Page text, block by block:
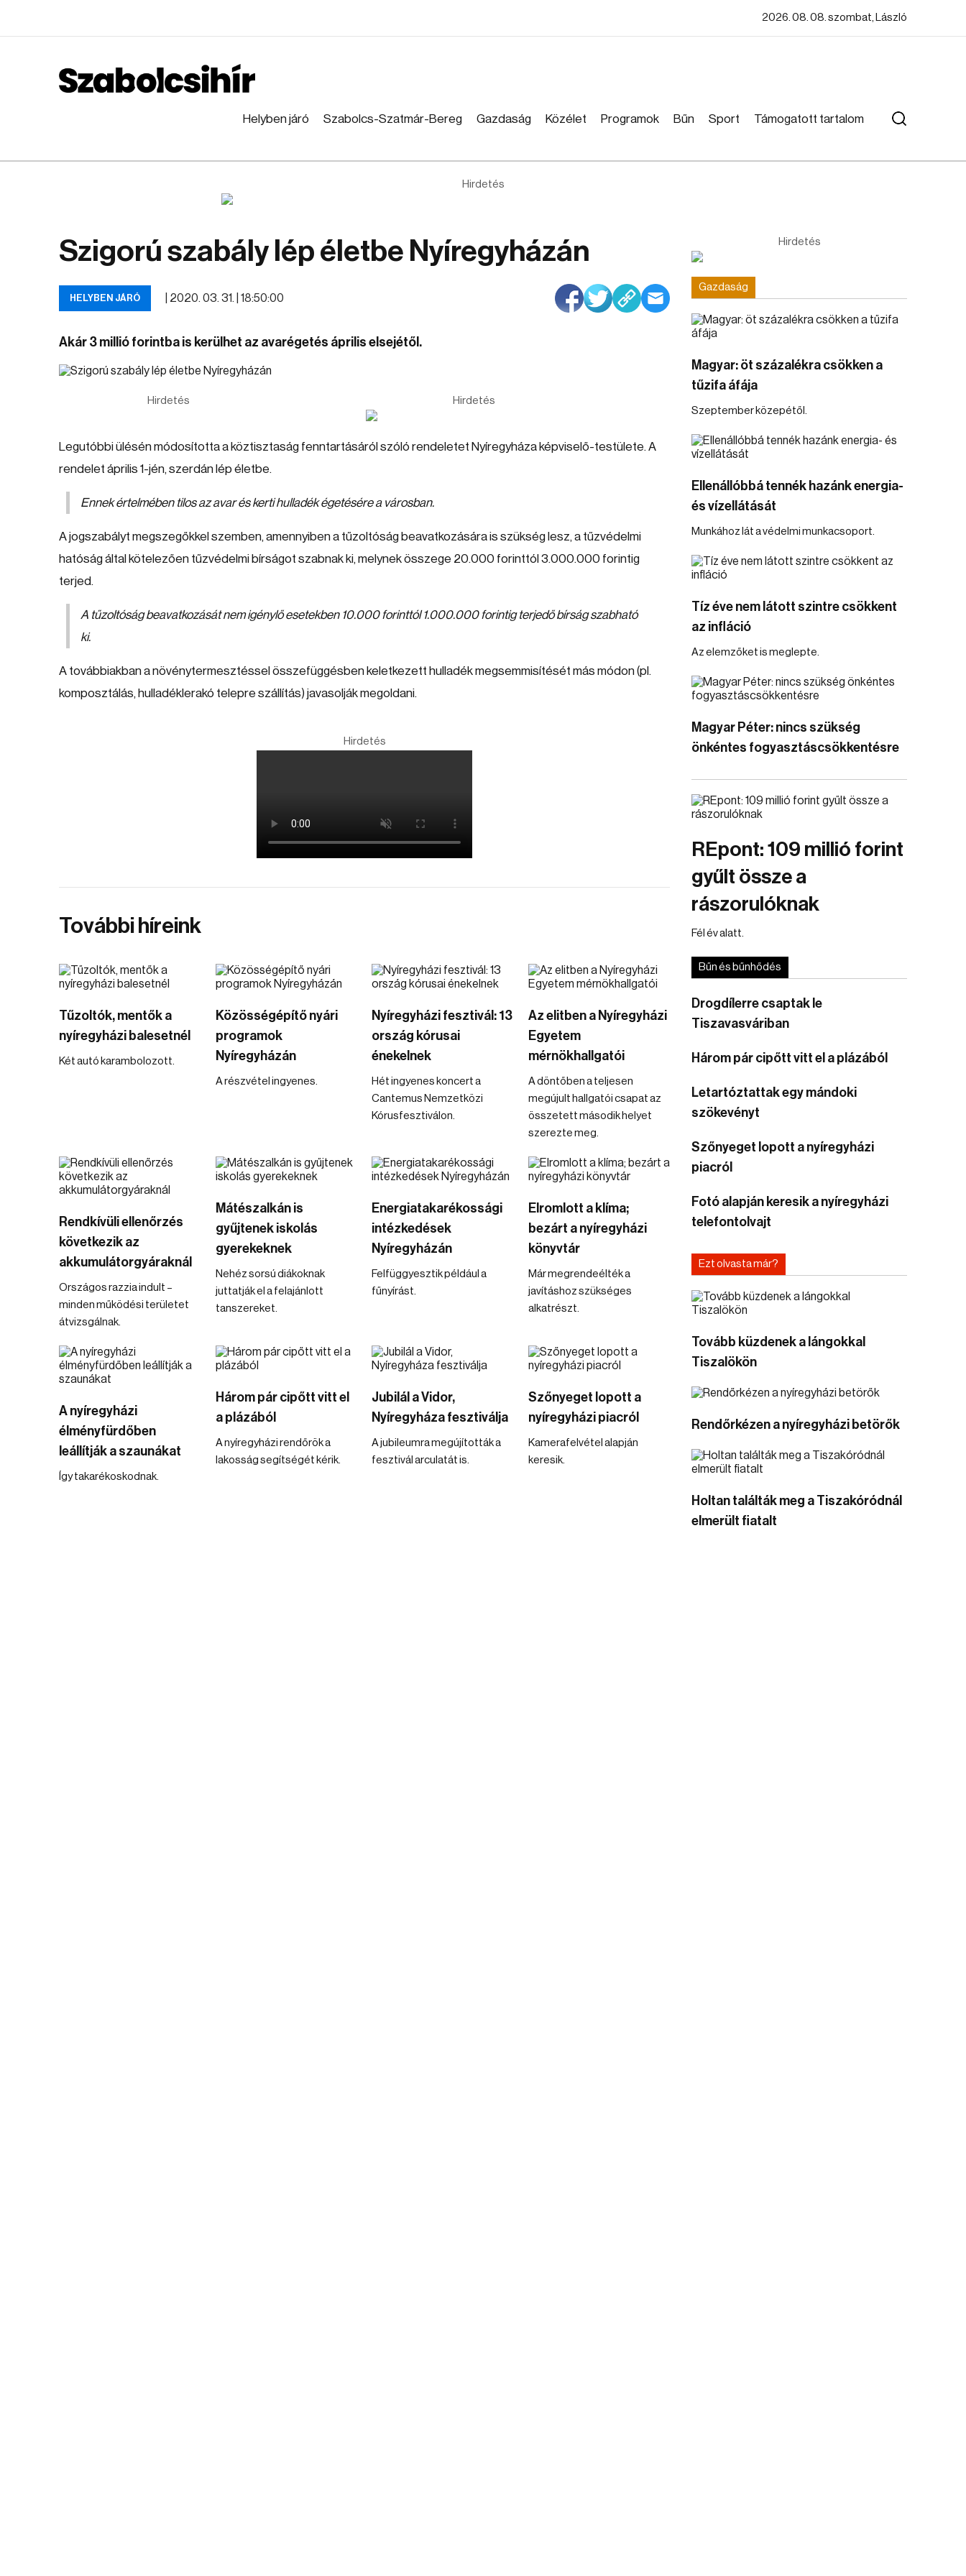
2026. 08. 08. szombat, László
Helyben járó Szabolcs-Szatmár-Bereg Gazdaság Közélet Programok Bűn Sport Támogatott tartalom
Hirdetés
Szigorú szabály lép életbe Nyíregyházán
HELYBEN JÁRÓ 2020. 03. 31. | 18:50:00
Akár 3 millió forintba is kerülhet az avarégetés április elsejétől.
Hirdetés Hirdetés
Legutóbbi ülésén módosította a köztisztaság fenntartásáról szóló rendeletet Nyíregyháza képviselő-testülete. A
rendelet április 1-jén, szerdán lép életbe.
Ennek értelmében tilos az avar és kerti hulladék égetésére a városban.
A jogszabályt megszegőkkel szemben, amennyiben a tűzoltóság beavatkozására is szükség lesz, a tűzvédelmi
hatóság által kötelezően tűzvédelmi bírságot szabnak ki, melynek összege 20.000 forinttól 3.000.000 forintig
terjed.
A tűzoltóság beavatkozását nem igénylő esetekben 10.000 forinttól 1.000.000 forintig terjedő bírság szabható
ki.
A továbbiakban a növénytermesztéssel összefüggésben keletkezett hulladék megsemmisítését más módon (pl.
komposztálás, hulladéklerakó telepre szállítás) javasolják megoldani.
Hirdetés
További híreink
Tűzoltók, mentők a
nyíregyházi balesetnél
Két autó karambolozott.
Közösségépítő nyári
programok
Nyíregyházán
A részvétel ingyenes.
Nyíregyházi fesztivál: 13
ország kórusai
énekelnek
Hét ingyenes koncert a
Cantemus Nemzetközi
Kórusfesztiválon.
Az elitben a Nyíregyházi
Egyetem
mérnökhallgatói
A döntőben a teljesen
megújult hallgatói csapat az
összetett második helyet
szerezte meg.
Rendkívüli ellenőrzés
következik az
akkumulátorgyáraknál
Országos razzia indult –
minden működési területet
átvizsgálnak.
Mátészalkán is
gyűjtenek iskolás
gyerekeknek
Nehéz sorsú diákoknak
juttatják el a felajánlott
tanszereket.
Energiatakarékossági
intézkedések
Nyíregyházán
Felfüggyesztik például a
fűnyírást.
Elromlott a klíma;
bezárt a nyíregyházi
könyvtár
Már megrendeélték a
javításhoz szükséges
alkatrészt.
A nyíregyházi
élményfürdőben
leállítják a szaunákat
Így takarékoskodnak.
Három pár cipőtt vitt el
a plázából
A nyíregyházi rendőrök a
lakosság segítségét kérik.
Jubilál a Vidor,
Nyíregyháza fesztiválja
A jubileumra megújították a
fesztivál arculatát is.
Szőnyeget lopott a
nyíregyházi piacról
Kamerafelvétel alapján
keresik.
Hirdetés
Gazdaság
Magyar: öt százalékra csökken a
tűzifa áfája
Szeptember közepétől.
Ellenállóbbá tennék hazánk energia-
és vízellátását
Munkához lát a védelmi munkacsoport.
Tíz éve nem látott szintre csökkent
az infláció
Az elemzőket is meglepte.
Magyar Péter: nincs szükség
önkéntes fogyasztáscsökkentésre
REpont: 109 millió forint
gyűlt össze a
rászorulóknak
Fél év alatt.
Bűn és bűnhődés
Drogdílerre csaptak le
Tiszavasváriban
Három pár cipőtt vitt el a plázából
Letartóztattak egy mándoki
szökevényt
Szőnyeget lopott a nyíregyházi
piacról
Fotó alapján keresik a nyíregyházi
telefontolvajt
Ezt olvasta már?
Tovább küzdenek a lángokkal
Tiszalökön
Rendőrkézen a nyíregyházi betörők
Holtan találták meg a Tiszakóródnál
elmerült fiatalt